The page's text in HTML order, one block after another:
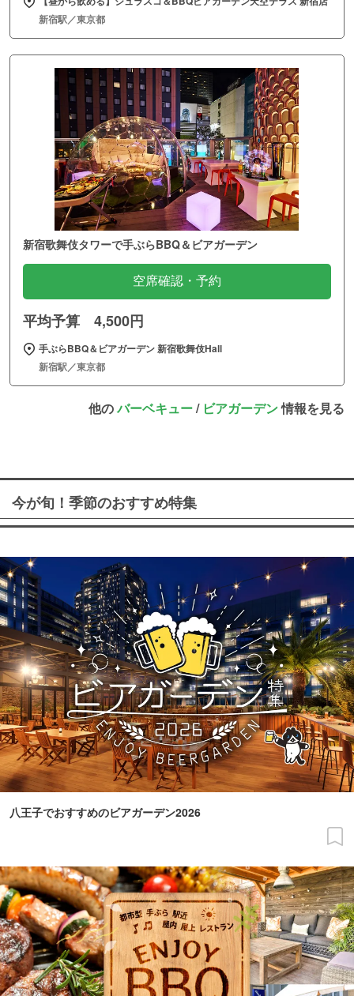
新宿駅／東京都
新宿歌舞伎タワーで手ぶらBBQ＆ビアガーデン
空席確認・予約
平均予算 4,500円
手ぶらBBQ＆ビアガーデン 新宿歌舞伎Hall
新宿駅／東京都
他のバーベキュー/ ビアガーデン情報を見る
今が旬！季節のおすすめ特集
八王子でおすすめのビアガーデン2026